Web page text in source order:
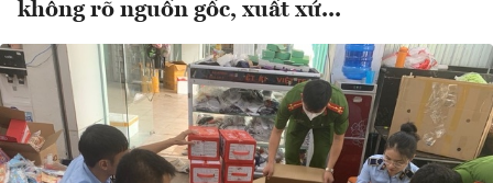
không rõ nguồn gốc, xuất xứ...